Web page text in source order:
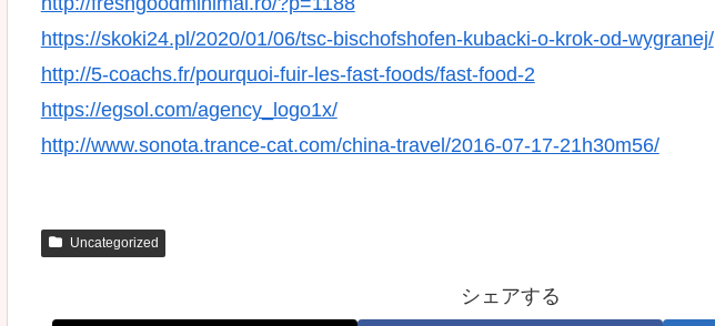
https://skoki24.pl/2020/01/06/tsc-bischofshofen-kubacki-o-krok-od-wygranej/
http://5-coachs.fr/pourquoi-fuir-les-fast-foods/fast-food-2
https://egsol.com/agency_logo1x/
http://www.sonota.trance-cat.com/china-travel/2016-07-17-21h30m56/
Uncategorized
シェアする